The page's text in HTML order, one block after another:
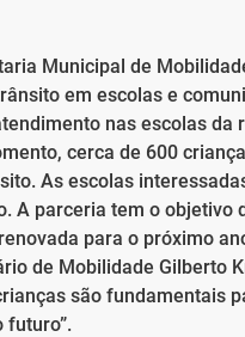
Municipal de
em escolas e
nas escolas da
cerca de 600
As escolas
A parceria tem o objetivo
para o próximo
de Mobilidade Gilberto
são fundamentais
futuro”.